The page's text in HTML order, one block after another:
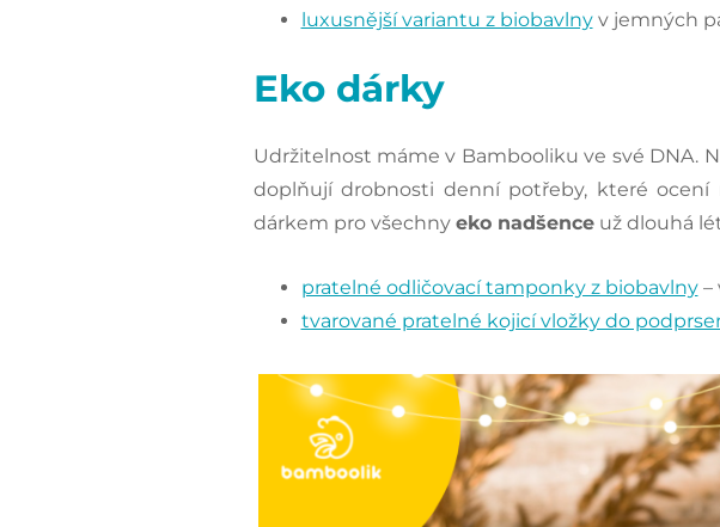
luxusnější variantu z biobavlnyv jemných
Eko dárky
Udržitelnost máme v Bambooliku ve své
doplňují drobnosti denní potřeby, které
dárkem pro všechny eko nadšenceuž dlouhá
pratelné odličovací tamponky z biobavlny–
tvarované pratelné kojicí vložky do